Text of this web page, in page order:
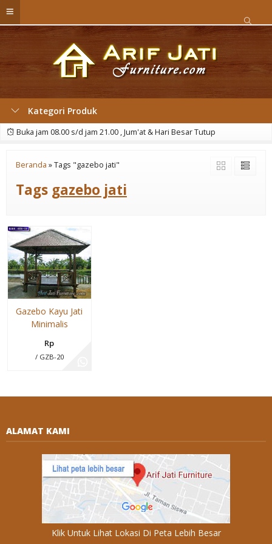
Kategori Produk
Buka jam 08.00 s/d jam 21.00 , Jum'at & Hari Besar Tutup
Beranda »Tags "gazebo jati"
Tags gazebo jati
Gazebo Kayu Jati
Minimalis
Rp
/ GZB-20
ALAMAT KAMI
Klik Untuk Lihat Lokasi Di Peta Lebih Besar